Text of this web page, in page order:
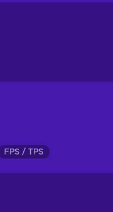
FPS / TPS